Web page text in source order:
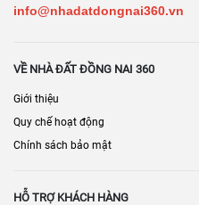
info@nhadatdongnai360.vn
VỀ NHÀ ĐẤT ĐỒNG NAI 360
Giới thiệu
Quy chế hoạt động
Chính sách bảo mật
HỖ TRỢ KHÁCH HÀNG